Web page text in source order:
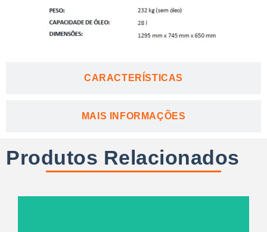
CARACTERÍSTICAS
MAIS INFORMAÇÕES
Produtos Relacionados